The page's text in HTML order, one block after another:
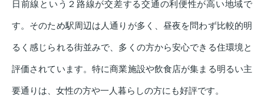
日前線という２路線が交差する交通の利便性が高い地域で
す。そのため駅周辺は人通りが多く、昼夜を問わず比較的明
るく感じられる街並みで、多くの方から安心できる住環境と
評価されています。特に商業施設や飲食店が集まる明るい主
要通りは、女性の方や一人暮らしの方にも好評です。